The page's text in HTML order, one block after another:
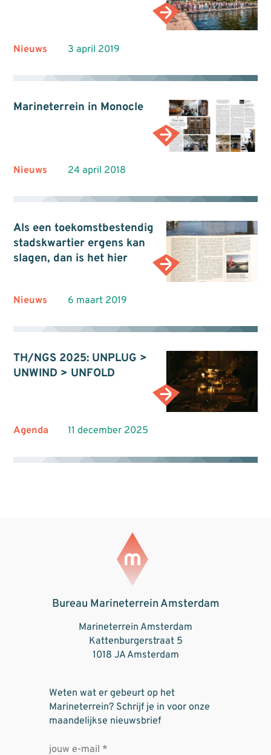
Nieuws 3 april 2019
Marineterrein in Monocle
Nieuws 24 april 2018
Als een toekomstbestendig
stadskwartier ergens kan
slagen, dan is het hier
Nieuws 6 maart 2019
TH/NGS 2025: UNPLUG >
UNWIND > UNFOLD
Agenda 11 december 2025
Bureau Marineterrein Amsterdam
Marineterrein Amsterdam
Kattenburgerstraat 5
1018 JA Amsterdam
Weten wat er gebeurt op het
Marineterrein? Schrijf je in voor onze
maandelijkse nieuwsbrief